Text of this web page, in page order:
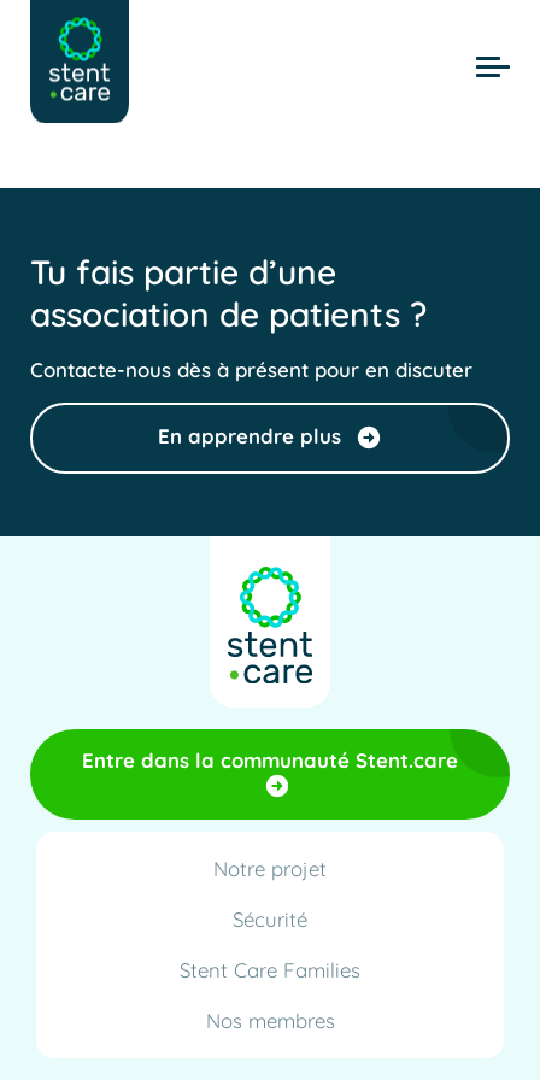
Skip to main content
Tu fais partie d’une
association de patients ?
Contacte-nous dès à présent pour en discuter
En apprendre plus
Entre dans la communauté Stent.care
Notre projet
Sécurité
Stent Care Families
Nos membres